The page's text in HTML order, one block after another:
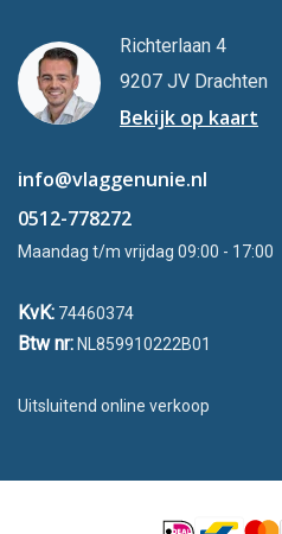
Richterlaan 4
9207 JV Drachten
Bekijk op kaart
info@vlaggenunie.nl
0512-778272
Maandag t/m vrijdag 09:00 - 17:00
KvK: 74460374
Btw nr: NL859910222B01
Uitsluitend online verkoop